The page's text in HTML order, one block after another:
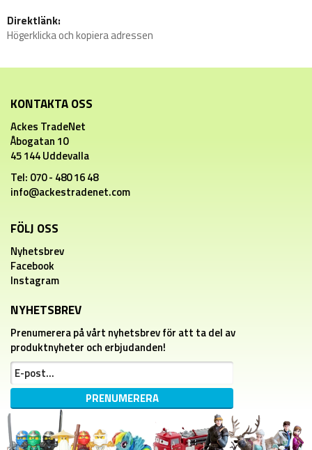
Direktlänk:
Högerklicka och kopiera adressen
KONTAKTA OSS
Ackes TradeNet
Åbogatan 10
45 144 Uddevalla
Tel: 070 - 480 16 48
info@ackestradenet.com
FÖLJ OSS
Nyhetsbrev
Facebook
Instagram
NYHETSBREV
Prenumerera på vårt nyhetsbrev för att ta del av
produktnyheter och erbjudanden!
PRENUMERERA